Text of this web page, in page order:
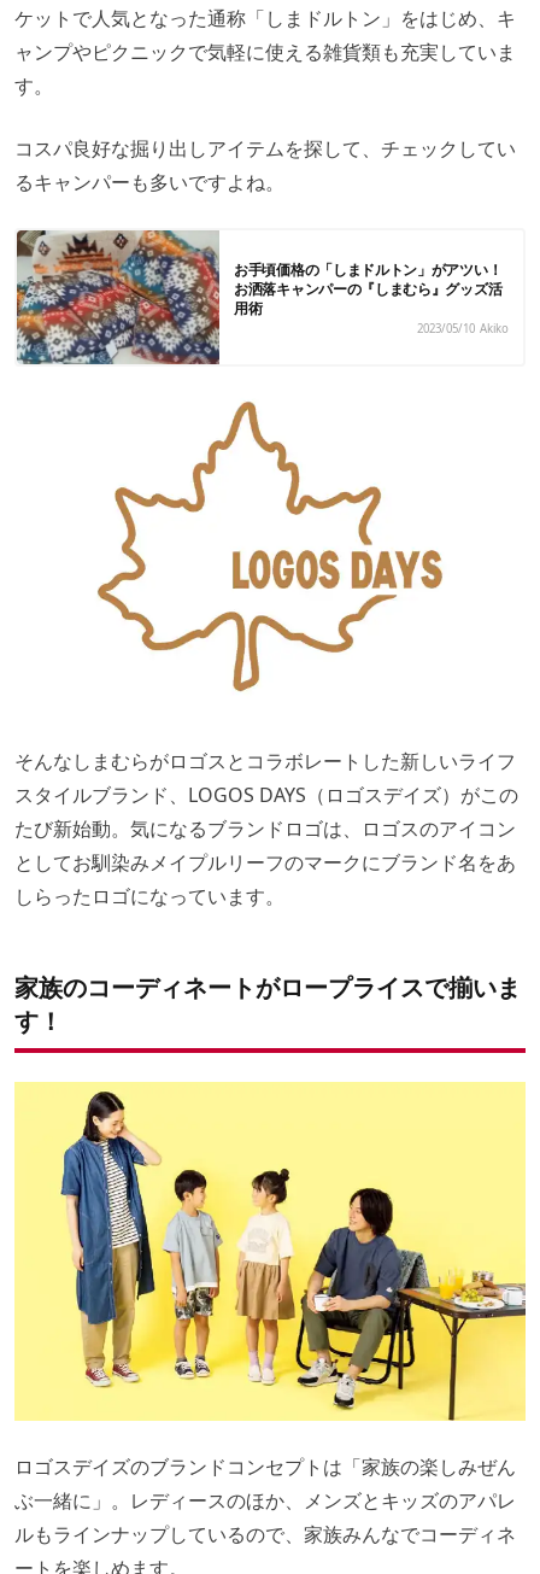
ケットで人気となった通称「しまドルトン」をはじめ、キ
ャンプやピクニックで気軽に使える雑貨類も充実していま
す。
コスパ良好な掘り出しアイテムを探して、チェックしてい
るキャンパーも多いですよね。
お手頃価格の「しまドルトン」がアツい！
お洒落キャンパーの『しまむら』グッズ活
用術
2023/05/10 Akiko
そんなしまむらがロゴスとコラボレートした新しいライフ
スタイルブランド、LOGOS DAYS（ロゴスデイズ）がこの
たび新始動。気になるブランドロゴは、ロゴスのアイコン
としてお馴染みメイプルリーフのマークにブランド名をあ
しらったロゴになっています。
家族のコーディネートがロープライスで揃いま
す！
ロゴスデイズのブランドコンセプトは「家族の楽しみぜん
ぶ一緒に」。レディースのほか、メンズとキッズのアパレ
ルもラインナップしているので、家族みんなでコーディネ
ートを楽しめます。